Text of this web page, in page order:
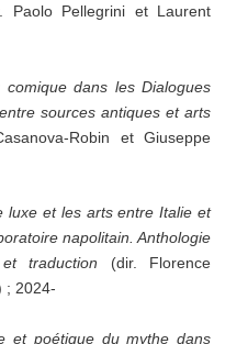
Paolo Pellegrini et Laurent
comique dans les Dialogues
sources antiques et arts
Robin et Giuseppe
luxe et les arts entre Italie et
napolitain. Anthologie
traduction (dir. Florence
; 2024-
et poétique du mythe dans